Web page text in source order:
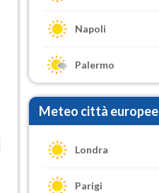
Napoli
Palermo
Meteo città europee
Londra
Parigi